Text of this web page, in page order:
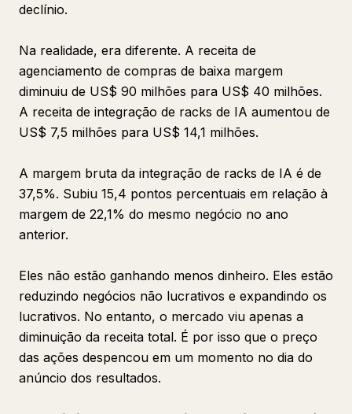
declínio.
Na realidade, era diferente. A receita de
agenciamento de compras de baixa margem
diminuiu de US$ 90 milhões para US$ 40 milhões.
A receita de integração de racks de IA aumentou de
US$ 7,5 milhões para US$ 14,1 milhões.
A margem bruta da integração de racks de IA é de
37,5%. Subiu 15,4 pontos percentuais em relação à
margem de 22,1% do mesmo negócio no ano
anterior.
Eles não estão ganhando menos dinheiro. Eles estão
reduzindo negócios não lucrativos e expandindo os
lucrativos. No entanto, o mercado viu apenas a
diminuição da receita total. É por isso que o preço
das ações despencou em um momento no dia do
anúncio dos resultados.